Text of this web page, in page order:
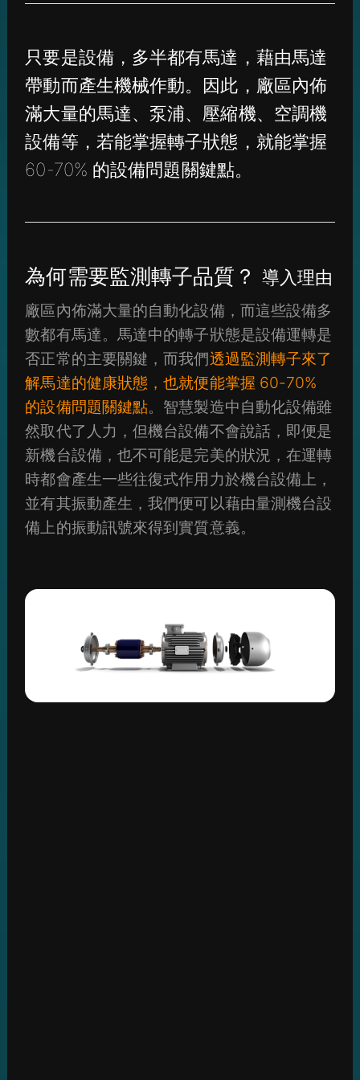
只要是設備，多半都有馬達，藉由馬達
帶動而產生機械作動。因此，廠區內佈
滿大量的馬達、泵浦、壓縮機、空調機
設備等，若能掌握轉子狀態，就能掌握
60-70% 的設備問題關鍵點。
為何需要監測轉子品質？ 導入理由
廠區內佈滿大量的自動化設備，而這些設備多
數都有馬達。馬達中的轉子狀態是設備運轉是
否正常的主要關鍵，而我們透過監測轉子來了
解馬達的健康狀態，也就便能掌握 60-70%
的設備問題關鍵點。智慧製造中自動化設備雖
然取代了人力，但機台設備不會說話，即便是
新機台設備，也不可能是完美的狀況，在運轉
時都會產生一些往復式作用力於機台設備上，
並有其振動產生，我們便可以藉由量測機台設
備上的振動訊號來得到實質意義。